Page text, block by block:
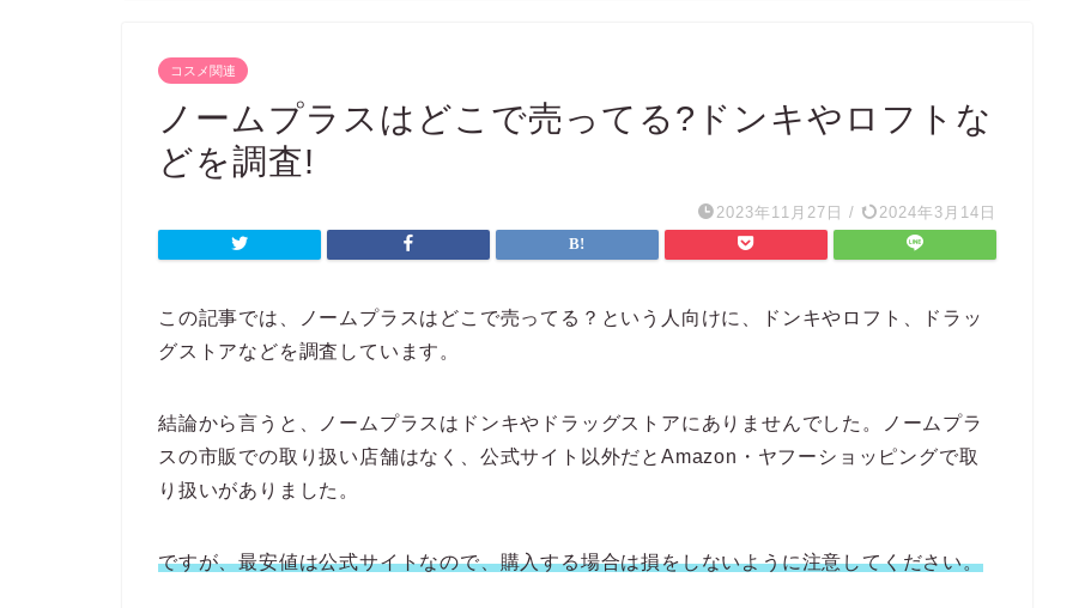
コスメ関連
ノームプラスはどこで売ってる?ドンキやロフトな
どを調査!
2023年11月27日 / 2024年3月14日
この記事では、ノームプラスはどこで売ってる？という人向けに、ドンキやロフト、ドラッ
グストアなどを調査しています。
結論から言うと、ノームプラスはドンキやドラッグストアにありませんでした。ノームプラ
スの市販での取り扱い店舗はなく、公式サイト以外だとAmazon・ヤフーショッピングで取
り扱いがありました。
ですが、最安値は公式サイトなので、購入する場合は損をしないように注意してください。